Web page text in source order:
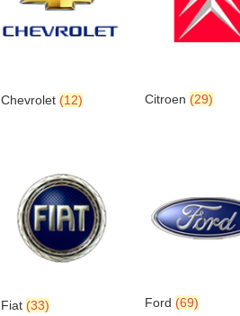
Chevrolet (12) Citroen (29)
Fiat (33) Ford (69)